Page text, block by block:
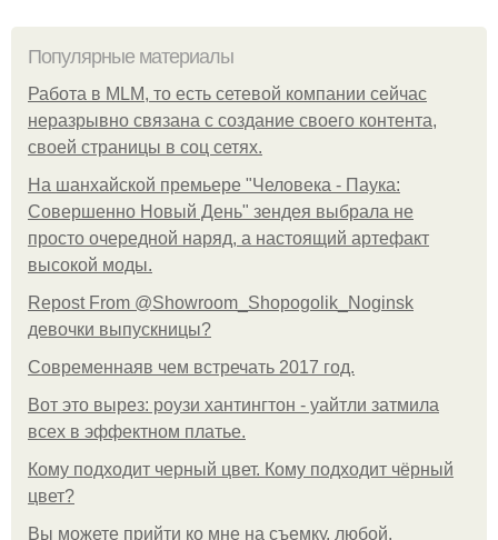
Популярные материалы
Работа в MLM, то есть сетевой компании сейчас
неразрывно связана с создание своего контента,
своей страницы в соц сетях.
На шанхайской премьере "Человека - Паука:
Совершенно Новый День" зендея выбрала не
просто очередной наряд, а настоящий артефакт
высокой моды.
Repost From @Showroom_Shopogolik_Noginsk
девочки выпускницы?
Современнаяв чем встречать 2017 год.
Вот это вырез: роузи хантингтон - уайтли затмила
всех в эффектном платьe.
Кому подходит черный цвет. Кому подходит чёрный
цвет?
Вы можете прийти ко мне на съемку, любой.